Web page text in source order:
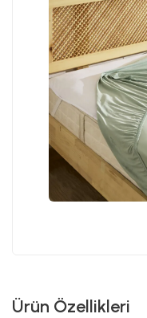
Ürün Özellikleri